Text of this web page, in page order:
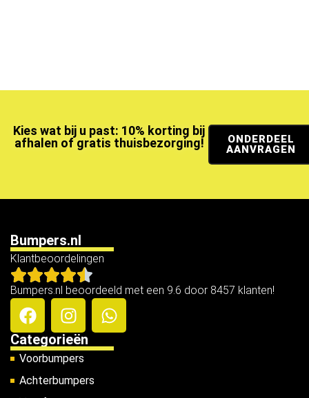
Kies wat bij u past: 10% korting bij
afhalen of gratis thuisbezorging!
ONDERDEEL
AANVRAGEN
Bumpers.nl
Klantbeoordelingen
Bumpers.nl beoordeeld met een 9.6 door 8457 klanten!
Categorieën
Voorbumpers
Achterbumpers